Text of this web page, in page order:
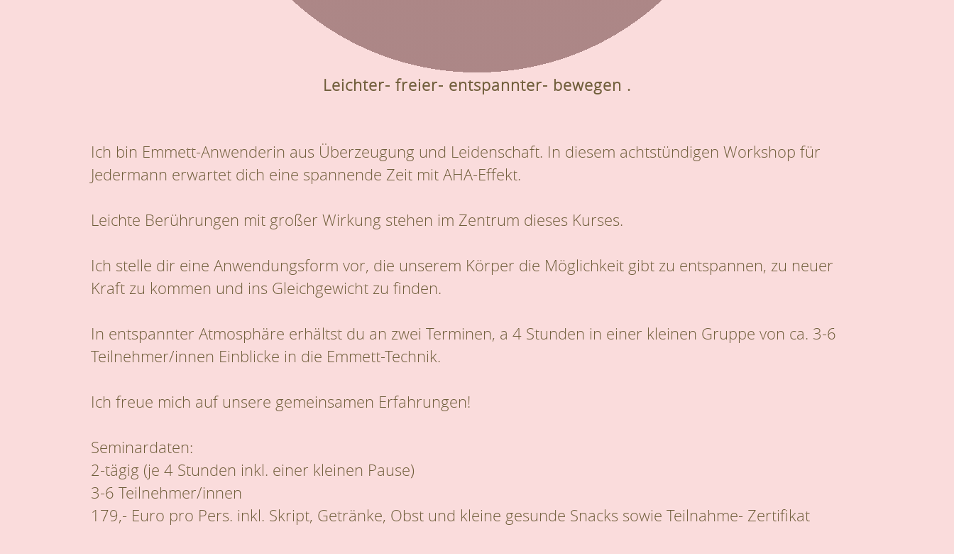
Leichter- freier- entspannter- bewegen .
Ich bin Emmett-Anwenderin aus Überzeugung und Leidenschaft. In diesem achtstündigen Workshop für
Jedermann erwartet dich eine spannende Zeit mit AHA-Effekt.
Leichte Berührungen mit großer Wirkung stehen im Zentrum dieses Kurses.
Ich stelle dir eine Anwendungsform vor, die unserem Körper die Möglichkeit gibt zu entspannen, zu neuer
Kraft zu kommen und ins Gleichgewicht zu finden.
In entspannter Atmosphäre erhältst du an zwei Terminen, a 4 Stunden in einer kleinen Gruppe von ca. 3-6
Teilnehmer/innen Einblicke in die Emmett-Technik.
Ich freue mich auf unsere gemeinsamen Erfahrungen!
Seminardaten:
2-tägig (je 4 Stunden inkl. einer kleinen Pause)
3-6 Teilnehmer/innen
179,- Euro pro Pers. inkl. Skript, Getränke, Obst und kleine gesunde Snacks sowie Teilnahme- Zertifikat